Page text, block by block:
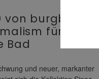
von burgbad:
für das
Bad
und neuer, markanter